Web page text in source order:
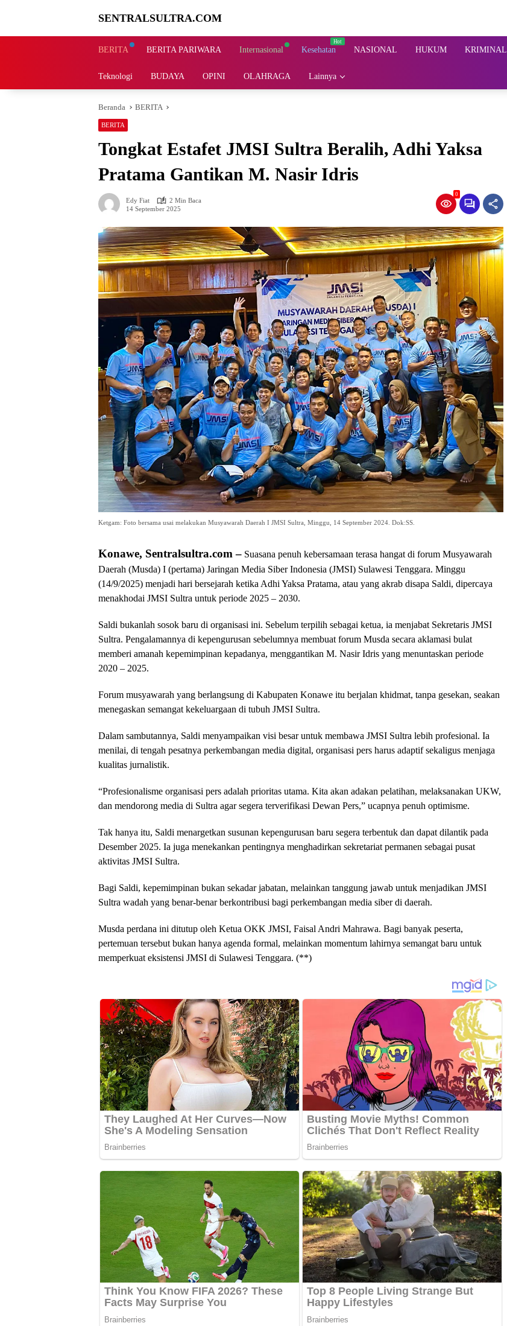
SENTRALSULTRA.COM
BERITA BERITA PARIWARA Internasional Kesehatan NASIONAL HUKUM KRIMINAL
Teknologi BUDAYA OPINI OLAHRAGA Lainnya
Beranda BERITA
BERITA
Tongkat Estafet JMSI Sultra Beralih, Adhi Yaksa
Pratama Gantikan M. Nasir Idris
Edy Fiat
2 Min Baca
14 September 2025
0
Ketgam: Foto bersama usai melakukan Musyawarah Daerah I JMSI Sultra, Minggu, 14 September 2024. Dok:SS.
Konawe, Sentralsultra.com – Suasana penuh kebersamaan terasa hangat di forum Musyawarah
Daerah (Musda) I (pertama) Jaringan Media Siber Indonesia (JMSI) Sulawesi Tenggara. Minggu
(14/9/2025) menjadi hari bersejarah ketika Adhi Yaksa Pratama, atau yang akrab disapa Saldi, dipercaya
menakhodai JMSI Sultra untuk periode 2025 – 2030.
Saldi bukanlah sosok baru di organisasi ini. Sebelum terpilih sebagai ketua, ia menjabat Sekretaris JMSI
Sultra. Pengalamannya di kepengurusan sebelumnya membuat forum Musda secara aklamasi bulat
memberi amanah kepemimpinan kepadanya, menggantikan M. Nasir Idris yang menuntaskan periode
2020 – 2025.
Forum musyawarah yang berlangsung di Kabupaten Konawe itu berjalan khidmat, tanpa gesekan, seakan
menegaskan semangat kekeluargaan di tubuh JMSI Sultra.
Dalam sambutannya, Saldi menyampaikan visi besar untuk membawa JMSI Sultra lebih profesional. Ia
menilai, di tengah pesatnya perkembangan media digital, organisasi pers harus adaptif sekaligus menjaga
kualitas jurnalistik.
“Profesionalisme organisasi pers adalah prioritas utama. Kita akan adakan pelatihan, melaksanakan UKW,
dan mendorong media di Sultra agar segera terverifikasi Dewan Pers,” ucapnya penuh optimisme.
Tak hanya itu, Saldi menargetkan susunan kepengurusan baru segera terbentuk dan dapat dilantik pada
Desember 2025. Ia juga menekankan pentingnya menghadirkan sekretariat permanen sebagai pusat
aktivitas JMSI Sultra.
Bagi Saldi, kepemimpinan bukan sekadar jabatan, melainkan tanggung jawab untuk menjadikan JMSI
Sultra wadah yang benar-benar berkontribusi bagi perkembangan media siber di daerah.
Musda perdana ini ditutup oleh Ketua OKK JMSI, Faisal Andri Mahrawa. Bagi banyak peserta,
pertemuan tersebut bukan hanya agenda formal, melainkan momentum lahirnya semangat baru untuk
memperkuat eksistensi JMSI di Sulawesi Tenggara. (**)